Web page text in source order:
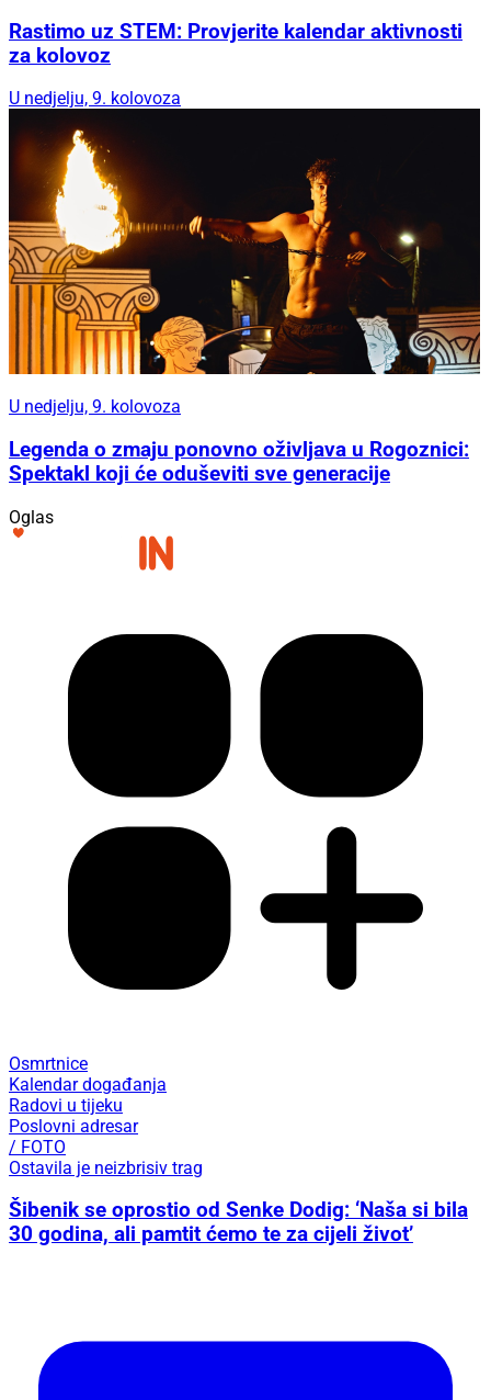
Rastimo uz STEM: Provjerite kalendar aktivnosti
za kolovoz
U nedjelju, 9. kolovoza
U nedjelju, 9. kolovoza
Legenda o zmaju ponovno oživljava u Rogoznici:
Spektakl koji će oduševiti sve generacije
Oglas
Osmrtnice
Kalendar događanja
Radovi u tijeku
Poslovni adresar
/ FOTO
Ostavila je neizbrisiv trag
Šibenik se oprostio od Senke Dodig: ‘Naša si bila
30 godina, ali pamtit ćemo te za cijeli život’